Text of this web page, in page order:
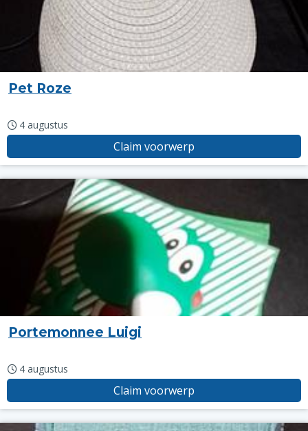
Pet Roze
4 augustus
Claim voorwerp
Portemonnee Luigi
4 augustus
Claim voorwerp